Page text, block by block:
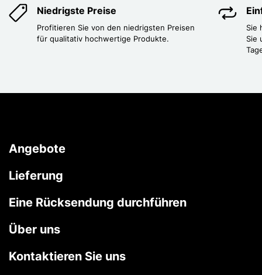
Niedrigste Preise
Profitieren Sie von den niedrigsten Preisen
für qualitativ hochwertige Produkte.
Sie
Sie
Angebote
Lieferung
Eine Rücksendung durchführen
Über uns
Kontaktieren Sie uns